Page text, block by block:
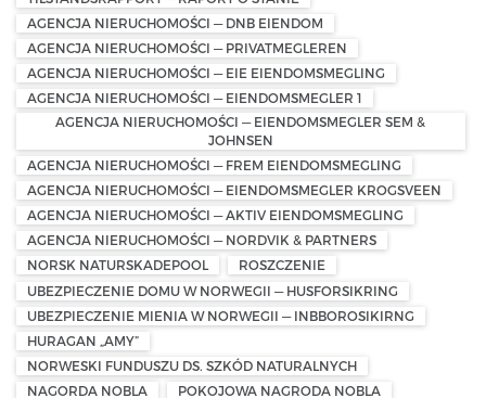
AGENCJA NIERUCHOMOŚCI — DNB EIENDOM
AGENCJA NIERUCHOMOŚCI — PRIVATMEGLEREN
AGENCJA NIERUCHOMOŚCI — EIE EIENDOMSMEGLING
AGENCJA NIERUCHOMOŚCI — EIENDOMSMEGLER 1
AGENCJA NIERUCHOMOŚCI — EIENDOMSMEGLER SEM &
JOHNSEN
AGENCJA NIERUCHOMOŚCI — FREM EIENDOMSMEGLING
AGENCJA NIERUCHOMOŚCI — EIENDOMSMEGLER KROGSVEEN
AGENCJA NIERUCHOMOŚCI — AKTIV EIENDOMSMEGLING
AGENCJA NIERUCHOMOŚCI — NORDVIK & PARTNERS
NORSK NATURSKADEPOOL
ROSZCZENIE
UBEZPIECZENIE DOMU W NORWEGII — HUSFORSIKRING
UBEZPIECZENIE MIENIA W NORWEGII — INBBOROSIKIRNG
HURAGAN „AMY”
NORWESKI FUNDUSZU DS. SZKÓD NATURALNYCH
NAGORDA NOBLA
POKOJOWA NAGRODA NOBLA